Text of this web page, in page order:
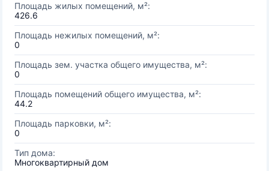
Площадь жилых помещений, м²:
426.6
Площадь нежилых помещений, м²:
0
Площадь зем. участка общего имущества, м²:
0
Площадь помещений общего имущества, м²:
44.2
Площадь парковки, м²:
0
Тип дома:
Многоквартирный дом